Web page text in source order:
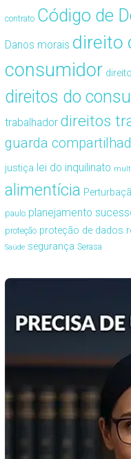
contrato Código de
Danos morais direito
consumidor
direitos do
trabalhador direitos
guarda
justiça lei do inquilinato
alimentícia
paulo planejamento
proteção proteção de dados
Saúde segurança Serasa